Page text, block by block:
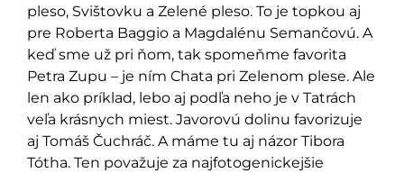
pleso, Svištovku a Zelené pleso. To je topkou aj
pre Roberta Baggio a Magdalénu Semančovú. A
keď sme už pri ňom, tak spomeňme favorita
Petra Zupu – je ním Chata pri Zelenom plese. Ale
len ako príklad, lebo aj podľa neho je v Tatrách
veľa krásnych miest. Javorovú dolinu favorizuje
aj Tomáš Čuchráč. A máme tu aj názor Tibora
Tótha. Ten považuje za najfotogenickejšie